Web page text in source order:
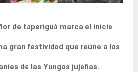
de taperiguá marca el inicio
gran festividad que reúne a las
de las Yungas jujeñas.